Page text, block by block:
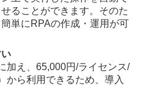
ることができます。そのた
単にRPAの作成・運用が可
加え、65,000円/ライセンス/
から利用できるため、導入